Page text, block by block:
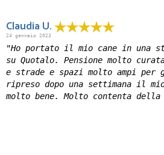
Claudia U.
24 gennaio 2023
"Ho portato il mio cane in una
su Quotalo. Pensione molto
e strade e spazi molto ampi per
ripreso dopo una settimana il
molto bene. Molto contenta